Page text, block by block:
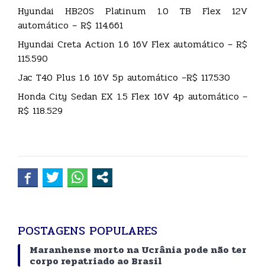
Hyundai HB20S Platinum 1.0 TB Flex 12V
automático – R$ 114.661
Hyundai Creta Action 1.6 16V Flex automático – R$
115.590
Jac T40 Plus 1.6 16V 5p automático –R$ 117.530
Honda City Sedan EX 1.5 Flex 16V 4p automático –
R$ 118.529
POSTAGENS POPULARES
Maranhense morto na Ucrânia pode não ter
corpo repatriado ao Brasil